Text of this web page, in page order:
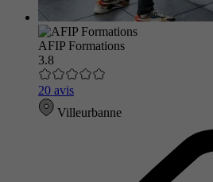
AFIP Formations
3.8
20 avis
Villeurbanne